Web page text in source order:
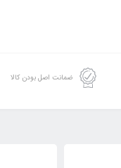
ضمانت اصل بودن کالا